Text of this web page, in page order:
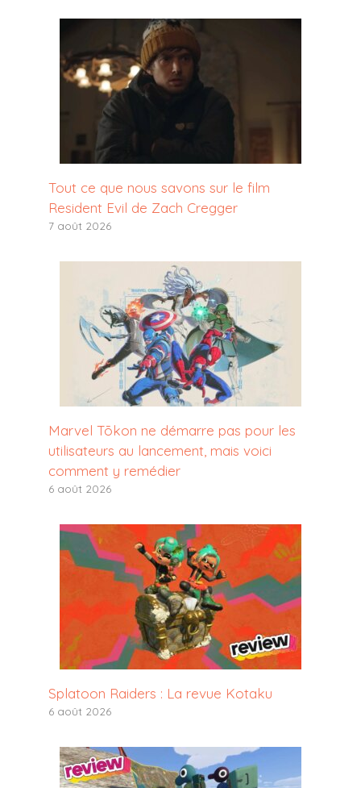
Tout ce que nous savons sur le film
Resident Evil de Zach Cregger
7 août 2026
Marvel Tōkon ne démarre pas pour les
utilisateurs au lancement, mais voici
comment y remédier
6 août 2026
Splatoon Raiders : La revue Kotaku
6 août 2026